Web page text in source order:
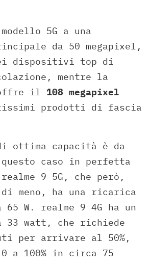
5G a una
da 50 megapixel,
dispositivi top di
mentre la
il 108 megapixel
prodotti di fascia
ottima capacità è da
caso in perfetta
9 5G, che però,
di meno, ha una ricarica
W. realme 9 4G ha un
33 watt, che richiede
per arrivare al 50%,
a 100% in circa 75